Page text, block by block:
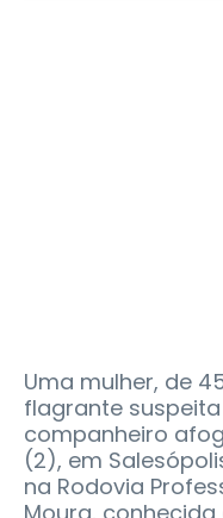
Uma mulher, de
flagrante
companheiro
(2), em
na Rodovia